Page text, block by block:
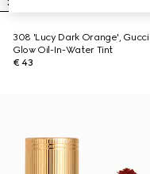
308 'Lucy Dark Orange', Gucci
Glow Oil-In-Water Tint
€ 43